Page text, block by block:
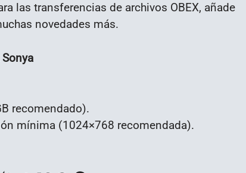
las transferencias de archivos OBEX, añade
novedades más.
recomendado).
mínima (1024×768 recomendada).